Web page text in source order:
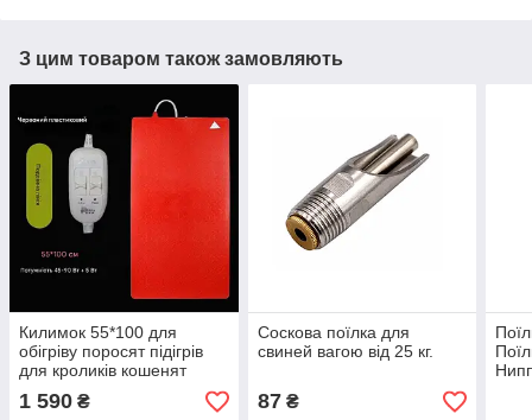
З цим товаром також замовляють
Килимок 55*100 для
обігріву поросят підігрів
для кроликів кошенят
цуценят з двома
вимикачами подвійна лінія
1 590 ₴
Соскова поїлка для
свиней вагою від 25 кг.
87₴